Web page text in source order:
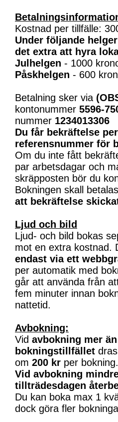
Kostnad per tillfälle:
Under följande
det extra att hyra
Julhelgen - 1000
Påskhelgen - 600
Betalning sker via
kontonummer 5596-
nummer 1234013306
Du får bekräftelse
referensnummer för
Om du inte fått
par arbetsdagar och
skräpposten bör du
Bokningen skall betalas
att bekräftelse
Ljud och bild
Ljud- och bild bokas
mot en extra kostnad.
endast via ett
per automatik med
går att använda från
fem minuter innan
nattetid.
Avbokning:
Vid avbokning mer
bokningstillfället
om 200 kr per bokning.
Vid avbokning
tillträdesdagen
Du kan boka max 1
dock göra fler